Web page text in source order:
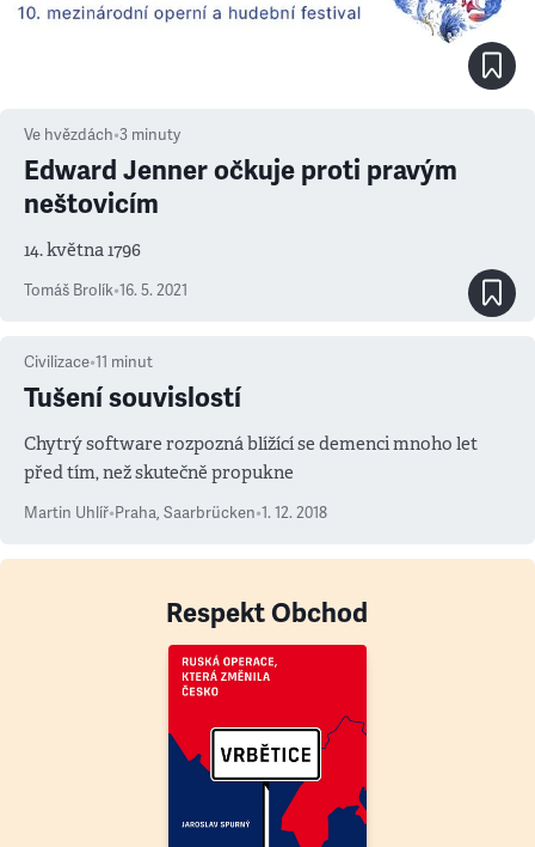
Ve hvězdách•3 minuty
Edward Jenner očkuje proti pravým
neštovicím
14. května 1796
Tomáš Brolík•16. 5. 2021
Civilizace•11 minut
Tušení souvislostí
Chytrý software rozpozná blížící se demenci mnoho let
před tím, než skutečně propukne
Martin Uhlíř•Praha, Saarbrücken•1. 12. 2018
Respekt Obchod